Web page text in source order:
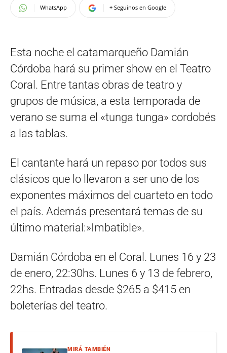
WhatsApp + Seguinos en Google
Esta noche el catamarqueño Damián
Córdoba hará su primer show en el Teatro
Coral. Entre tantas obras de teatro y
grupos de música, a esta temporada de
verano se suma el «tunga tunga» cordobés
a las tablas.
El cantante hará un repaso por todos sus
clásicos que lo llevaron a ser uno de los
exponentes máximos del cuarteto en todo
el país. Además presentará temas de su
último material:»Imbatible».
Damián Córdoba en el Coral. Lunes 16 y 23
de enero, 22:30hs. Lunes 6 y 13 de febrero,
22hs. Entradas desde $265 a $415 en
boleterías del teatro.
MIRÁ TAMBIÉN